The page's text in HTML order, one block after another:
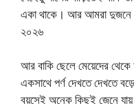
একা থাকে। আর আমরা দুজনে
২০২৬
আর বাকি ছেলে মেয়েদের
একসাথে পর্ণ দেখতে দেখতে
বয়সেই অনেক কিছুই জেনে